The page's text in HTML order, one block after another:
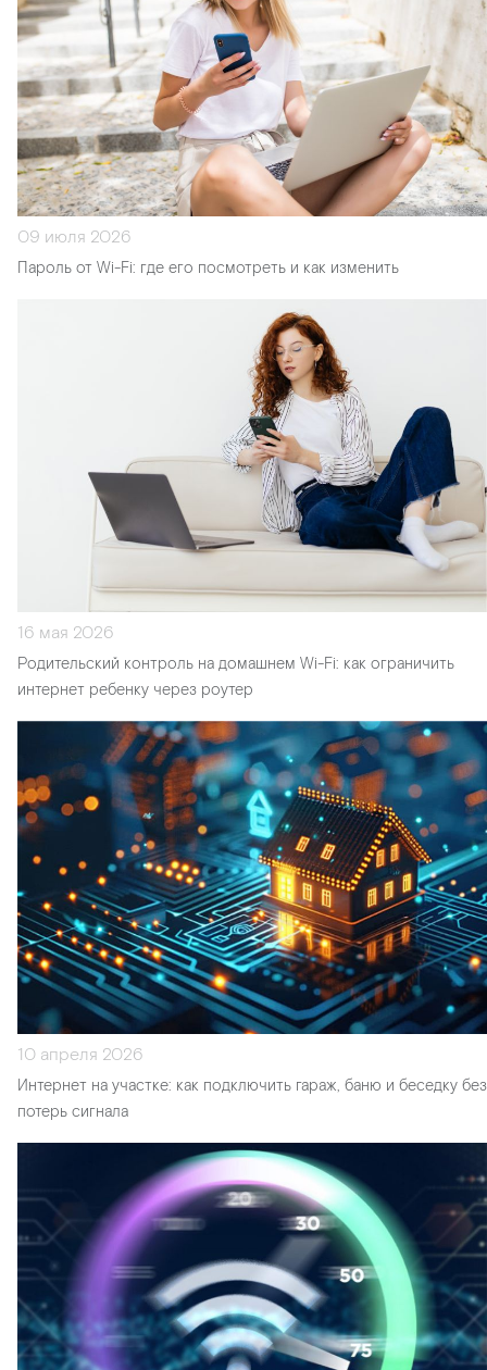
09 июля 2026
Пароль от Wi-Fi: где его посмотреть и как изменить
16 мая 2026
Родительский контроль на домашнем Wi-Fi: как ограничить
интернет ребенку через роутер
10 апреля 2026
Интернет на участке: как подключить гараж, баню и беседку без
потерь сигнала